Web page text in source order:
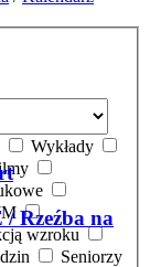
Rzeźba na
Wykłady
wzroku
Seniorzy